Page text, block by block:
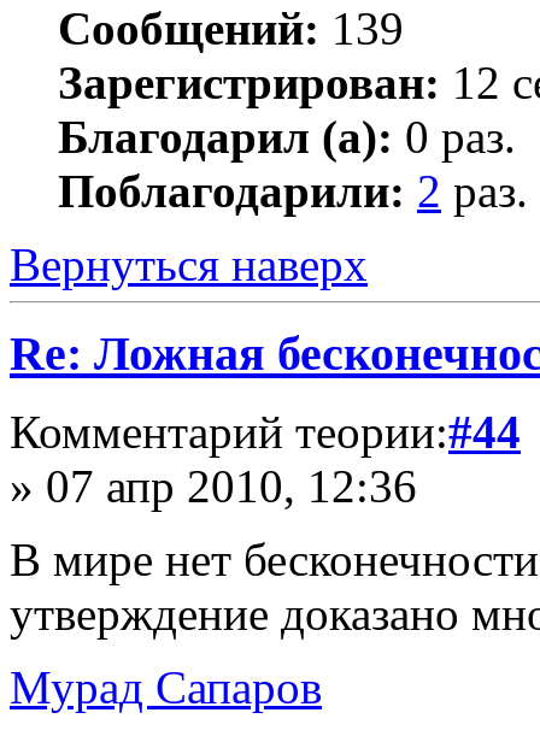
Сообщений: 139
Зарегистрирован: 12
Благодарил (а): 0 раз.
Поблагодарили: 2 раз.
Вернуться наверх
Re: Ложная
Комментарий теории:#44
» 07 апр 2010, 12:36
В мире нет
утверждение доказано
Мурад Сапаров